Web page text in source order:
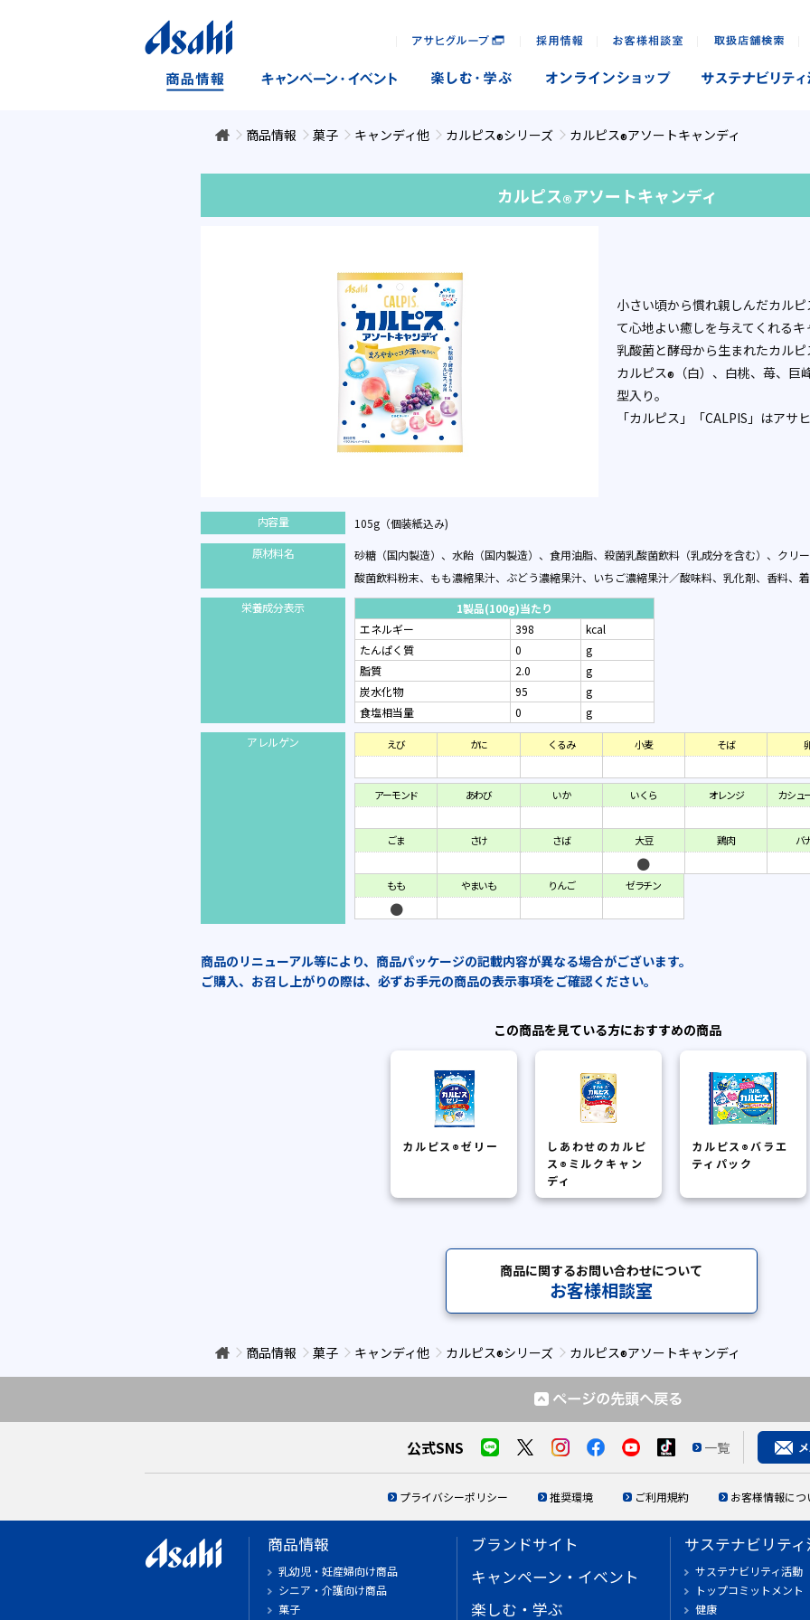
商品情報 菓子 キャンディ他 カルピス®シリーズ カルピス®アソートキャンディ
カルピス®アソートキャンディ
小さい頃から慣れ親しんだカルピ
て心地よい癒しを与えてくれるキ
乳酸菌と酵母から生まれたカルピ
カルピス® （白）、白桃、苺、
型入り。
「カルピス」「CALPIS」はアサ
内容量
105g（個装紙込み)
原材料名
砂糖（国内製造）、水飴（国内製造）、食用油脂、殺菌乳酸菌飲料（乳成分を含む）、クリ
酸菌飲料粉末、もも濃縮果汁、ぶどう濃縮果汁、いちご濃縮果汁／酸味料、乳化剤、香料、
栄養成分表示
1製品(100g)当たり
エネルギー
398
kcal
たんぱく質
0
g
脂質
2.0
g
炭水化物
95
g
食塩相当量
0
g
アレルゲン
えび かに くるみ 小麦 そば
アーモンド あわび いか いくら オレンジ カシュ
ごま さけ さば 大豆 鶏肉 バ
もも やまいも りんご ゼラチン
商品のリニューアル等により、商品パッケージの記載内容が異なる場合がございます。
ご購入、お召し上がりの際は、必ずお手元の商品の表示事項をご確認ください。
この商品を見ている方におすすめの商品
カルピス ®ゼリー
しあわせのカルピ
ス ® ミルクキャン
ディ
カルピス ®バラエ
ティパック
商品に関するお問い合わせについて
お客様相談室
商品情報 菓子 キャンディ他 カルピス®シリーズ カルピス®アソートキャンディ
公式SNS 一覧
プライバシーポリシー 推奨環境 ご利用規約 お客様情報につ
商品情報
乳幼児・妊産婦向け商品
シニア・介護向け商品
菓子
ブランドサイト
キャンペーン・イベント
楽しむ・学ぶ
サステナビリテ
サステナビリティ活動
トップコミットメント
健康